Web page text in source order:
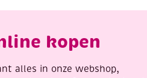
kopen
alles in onze webshop,